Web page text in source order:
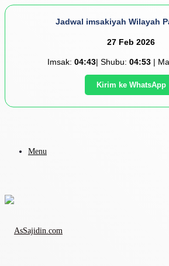
Jadwal imsakiyah Wilayah
27 Feb 2026
Imsak: 04:43| Shubu: 04:53 |
Kirim ke WhatsApp
Menu